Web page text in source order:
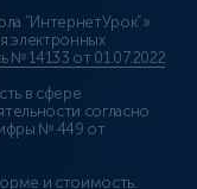
“ИнтернетУрок”»
электронных
№ 14133 от 01.07.2022
в сфере
согласно
№ 449 от
и стоимость.